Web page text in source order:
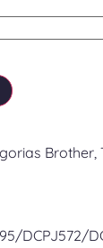
Brother,
DCPJ572/